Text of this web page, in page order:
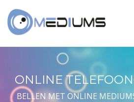
ONLINE
BELLEN MET ONLINE